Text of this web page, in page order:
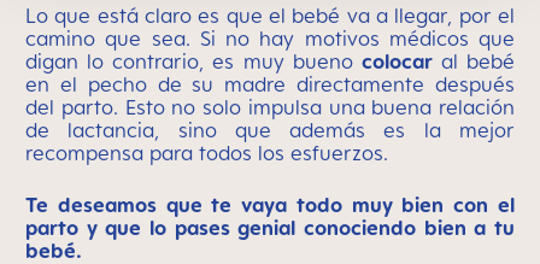
Lo que está claro es que el bebé va a llegar, por el
camino que sea. Si no hay motivos médicos que
digan lo contrario, es muy bueno colocaral bebé
en el pecho de su madre directamente después
del parto. Esto no solo impulsa una buena relación
de lactancia, sino que además es la mejor
recompensa para todos los esfuerzos.
Te deseamos que te vaya todo muy bien con el
parto y que lo pases genial conociendo bien a tu
bebé.